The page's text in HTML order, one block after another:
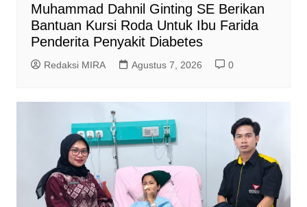
Muhammad Dahnil Ginting SE Berikan
Bantuan Kursi Roda Untuk Ibu Farida
Penderita Penyakit Diabetes
Redaksi MIRA Agustus 7, 2026 0